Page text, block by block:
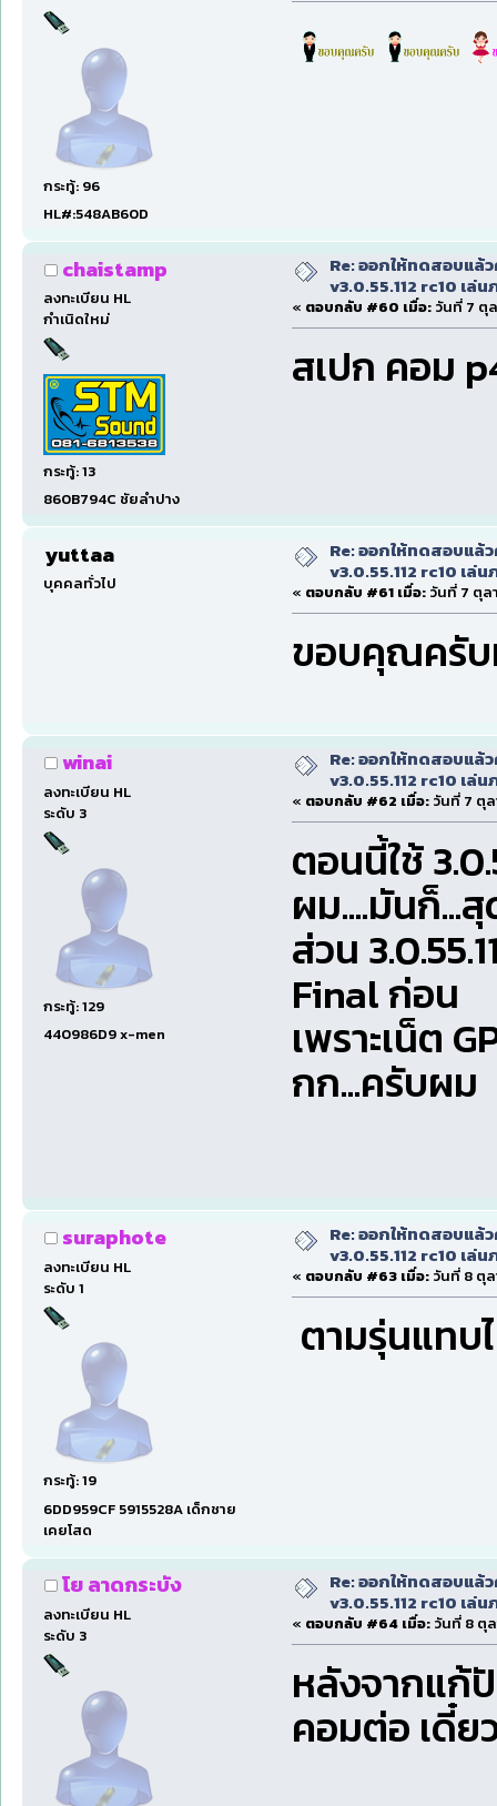
กระทู้: 96
HL#:548AB60D
chaistamp
ลงทะเบียน HL
กำเนิดใหม่
กระทู้: 13
860B794C ชัยลำปาง
Re: ออกให้ทดสอบแล้
v3.0.55.112 rc10 เล่
« ตอบกลับ #60 เมื่อ: วันที่ 7 ตุ
สเปก คอม
yuttaa
บุคคลทั่วไป
Re: ออกให้ทดสอบแล้
v3.0.55.112 rc10 เล่
« ตอบกลับ #61 เมื่อ: วันที่ 7 ตุล
ขอบคุณครั
winai
ลงทะเบียน HL
ระดับ 3
กระทู้: 129
440986D9 x-men
Re: ออกให้ทดสอบแล้
v3.0.55.112 rc10 เล่
« ตอบกลับ #62 เมื่อ: วันที่ 7 ตุล
ตอนนี้ใช้
ผม....มันก็...
ส่วน
Final ก่อน
เพราะเน็ต
กก...ครับผม
suraphote
ลงทะเบียน HL
ระดับ 1
กระทู้: 19
6DD959CF 5915528A เด็กชาย
เคยโสด
Re: ออกให้ทดสอบแล้
v3.0.55.112 rc10 เล่
« ตอบกลับ #63 เมื่อ: วันที่ 8 ตุล
ตามรุ่นแท
โย ลาดกระบัง
ลงทะเบียน HL
ระดับ 3
Re: ออกให้ทดสอบแล้
v3.0.55.112 rc10 เล่
« ตอบกลับ #64 เมื่อ: วันที่ 8 ตุล
หลังจากแก้
คอมต่อ เดี๋